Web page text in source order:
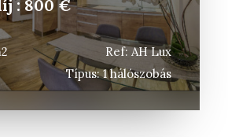
: 800 €
Ref: AH Lux
Típus: 1 hálószobás